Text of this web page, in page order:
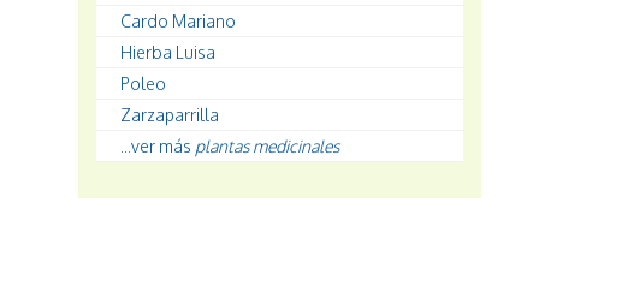
Cardo Mariano
Hierba Luisa
Poleo
Zarzaparrilla
...ver más plantas medicinales